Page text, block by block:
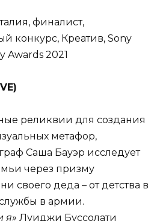
финалист,
конкурс, Креатив, Sony
Awards 2021
)
реликвии для создания
метафор,
Саша Бауэр исследует
через призму
своего деда – от детства в
в армии.
я» Луиджи Буссолати